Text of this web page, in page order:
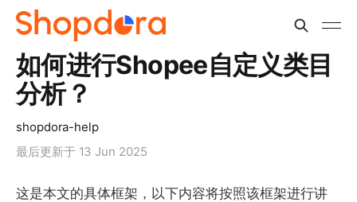
如何进行Shopee自定义类目
分析？
shopdora-help
最后更新于 13 Jun 2025
这是本文的具体框架，以下内容将按照该框架进行讲